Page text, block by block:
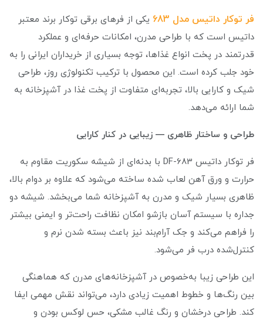
فر توکار داتیس مدل 683
یکی از فرهای برقی توکار برند معتبر
داتیس است که با طراحی مدرن، امکانات حرفه‌ای و عملکرد
قدرتمند در پخت انواع غذاها، توجه بسیاری از خریداران ایرانی را به
خود جلب کرده است. این محصول با ترکیب تکنولوژی روز، طراحی
شیک و کارایی بالا، تجربه‌ای متفاوت از پخت غذا در آشپزخانه به
شما ارائه می‌دهد.
طراحی و ساختار ظاهری — زیبایی در کنار کارایی
فر توکار داتیس DF-683 با بدنه‌ای از شیشه سکوریت مقاوم به
حرارت و ورق آهن لعاب‌ شده ساخته می‌شود که علاوه بر دوام بالا،
ظاهری بسیار شیک و مدرن به آشپزخانه شما می‌بخشد. شیشه دو
جداره با سیستم آسان بازشو امکان نظافت راحت‌تر و ایمنی بیشتر
را فراهم می‌کند و جک آرام‌بند نیز باعث بسته شدن نرم و
کنترل‌شده درب فر می‌شود.
این طراحی زیبا به‌خصوص در آشپزخانه‌های مدرن که هماهنگی
بین رنگ‌ها و خطوط اهمیت زیادی دارد، می‌تواند نقش مهمی ایفا
کند. طراحی درخشان و رنگ غالب مشکی، حس لوکس بودن و